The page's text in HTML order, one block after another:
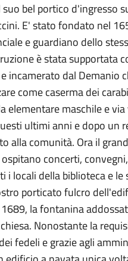
bel portico d'ingresso
E' stato fondato nel
e guardiano dello
è stata supportata
incamerato dal Demanio
come caserma dei
elementare maschile e
ultimi anni e dopo un
alla comunità. Ora il
concerti,
i locali della biblioteca e
porticato fulcro
la fontanina
Nonostante la
fedeli e grazie agli